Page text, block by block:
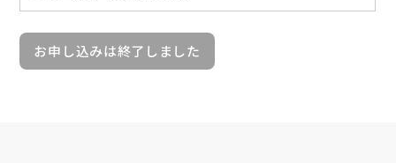
お申し込みは終了しました